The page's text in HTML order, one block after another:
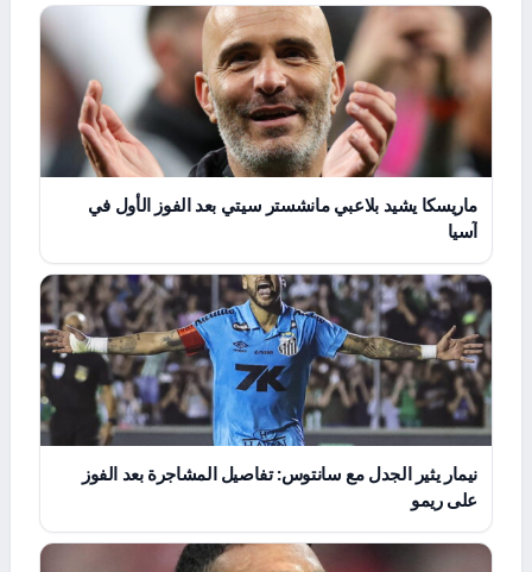
ماريسكا يشيد بلاعبي مانشستر سيتي بعد الفوز الأول في
آسيا
نيمار يثير الجدل مع سانتوس: تفاصيل المشاجرة بعد الفوز
على ريمو